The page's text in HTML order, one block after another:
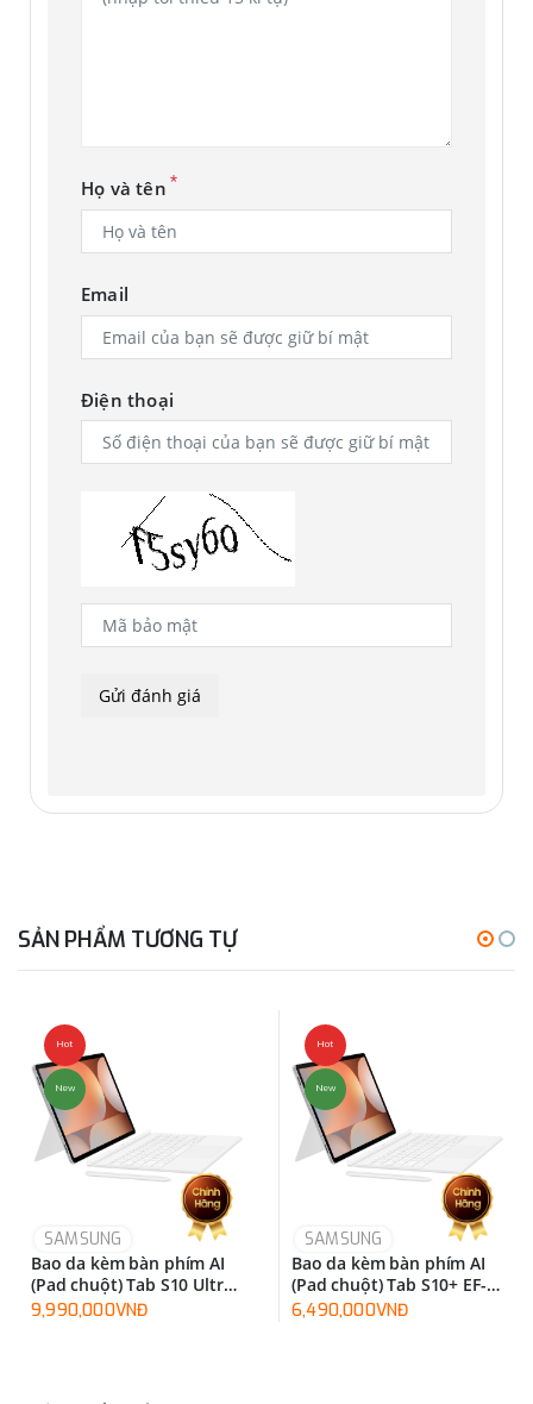
Họ và tên *
Email
Điện thoại
SẢN PHẨM TƯƠNG TỰ
Hot
New
SAMSUNG
Bao da kèm bàn phím AI
(Pad chuột) Tab S10 Ultra
EF-DX925UBEGWW
9,990,000VNĐ
Hot
New
SAMSUNG
Bao da kèm bàn phím AI
(Pad chuột) Tab S10+ EF-
DX825UWEGWW
6,490,000VNĐ